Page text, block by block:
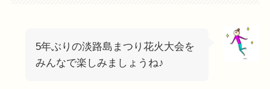
5年ぶりの淡路島まつり花火大会を
みんなで楽しみましょうね♪